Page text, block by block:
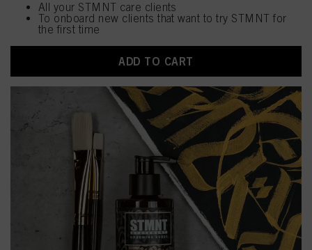
All your STMNT care clients
To onboard new clients that want to try STMNT for
the first time
ADD TO CART